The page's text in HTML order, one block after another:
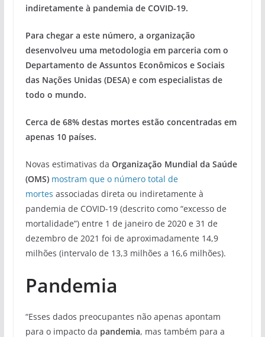
indiretamente à pandemia de COVID-19.
Para chegar a este número, a organização
desenvolveu uma metodologia em parceria com o
Departamento de Assuntos Econômicos e Sociais
das Nações Unidas (DESA) e com especialistas de
todo o mundo.
Cerca de 68% destas mortes estão concentradas em
apenas 10 países.
Novas estimativas da Organização Mundial da Saúde
(OMS)mostram que o número total de
mortes associadas direta ou indiretamente à
pandemia de COVID-19 (descrito como “excesso de
mortalidade”) entre 1 de janeiro de 2020 e 31 de
dezembro de 2021 foi de aproximadamente 14,9
milhões (intervalo de 13,3 milhões a 16,6 milhões).
Pandemia
“Esses dados preocupantes não apenas apontam
para o impacto da pandemia, mas também para a